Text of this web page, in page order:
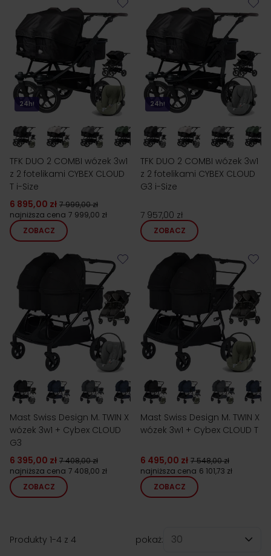
amortyzacją i gwarantują stabilność, niezależnie od liczby
małych pasażerów. Jednocześnie dostępne w naszym
sklepie wózki dziecięce bliźniacze jeden obok drugiego
mają bardzo pojemne kosze zakupowe
do przewożenia
dziecięcych akcesoriów, a także dodatkowe elementy,
które są niezbędne o różnych porach roku i przy
zmiennych warunkach atmosferycznych.
24h!
TFK DUO 2 COMBI wózek 3w1
z 2 fotelikami CYBEX CLOUD
T i-Size
6 895,00 zł 7 999,00 zł
najniższa cena 7 999,00 zł
ZOBACZ
24h!
TFK DUO 2 COMBI wózek 3w1
z 2 fotelikami CYBEX CLOUD
G3 i-Size
7 957,00 zł
ZOBACZ
Mast Swiss Design M. TWIN X
wózek 3w1 + Cybex CLOUD
G3
6 395,00 zł 7 408,00 zł
najniższa cena 7 408,00 zł
ZOBACZ
Mast Swiss Design M. TWIN X
wózek 3w1 + Cybex CLOUD T
6 495,00 zł 7 548,00 zł
najniższa cena 6 101,73 zł
ZOBACZ
Produkty 1-4 z 4
pokaż: